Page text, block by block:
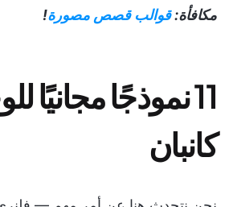
مكافأة:قوالب قصص مصورة!
11 نموذجًا مجانيًا
كانبان